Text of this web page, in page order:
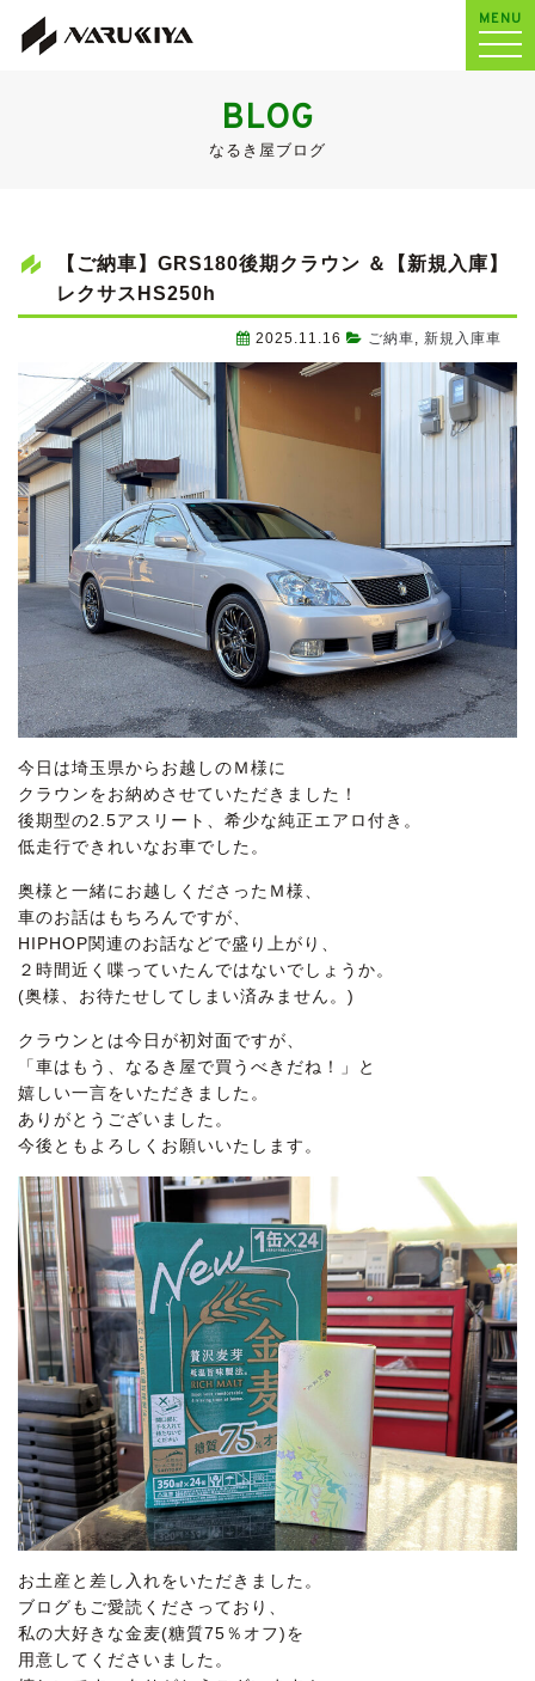
MENU
BLOG
なるき屋ブログ
【ご納車】GRS180後期クラウン ＆【新規入庫】
レクサスHS250h
2025.11.16 ご納車, 新規入庫車
今日は埼玉県からお越しのＭ様に
クラウンをお納めさせていただきました！
後期型の2.5アスリート、希少な純正エアロ付き。
低走行できれいなお車でした。
奥様と一緒にお越しくださったＭ様、
車のお話はもちろんですが、
HIPHOP関連のお話などで盛り上がり、
２時間近く喋っていたんではないでしょうか。
(奥様、お待たせしてしまい済みません。)
クラウンとは今日が初対面ですが、
「車はもう、なるき屋で買うべきだね！」と
嬉しい一言をいただきました。
ありがとうございました。
今後ともよろしくお願いいたします。
お土産と差し入れをいただきました。
ブログもご愛読くださっており、
私の大好きな金麦(糖質75％オフ)を
用意してくださいました。